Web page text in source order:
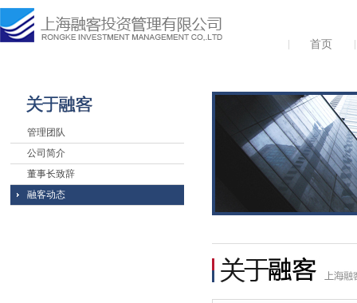
首页
管理团队
公司简介
董事长致辞
融客动态